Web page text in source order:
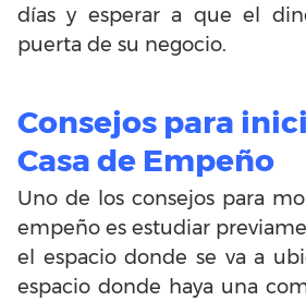
días y esperar a que el
puerta de su negocio.
Consejos para
Casa de Empeño
Uno de los consejos para
empeño es estudiar
el espacio donde se va a
espacio donde haya una